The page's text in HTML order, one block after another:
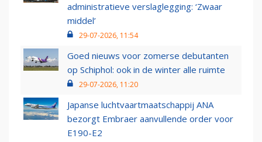
administratieve verslaglegging: ‘Zwaar
middel’
29-07-2026, 11:54
Goed nieuws voor zomerse debutanten
op Schiphol: ook in de winter alle ruimte
29-07-2026, 11:20
Japanse luchtvaartmaatschappij ANA
bezorgt Embraer aanvullende order voor
E190-E2